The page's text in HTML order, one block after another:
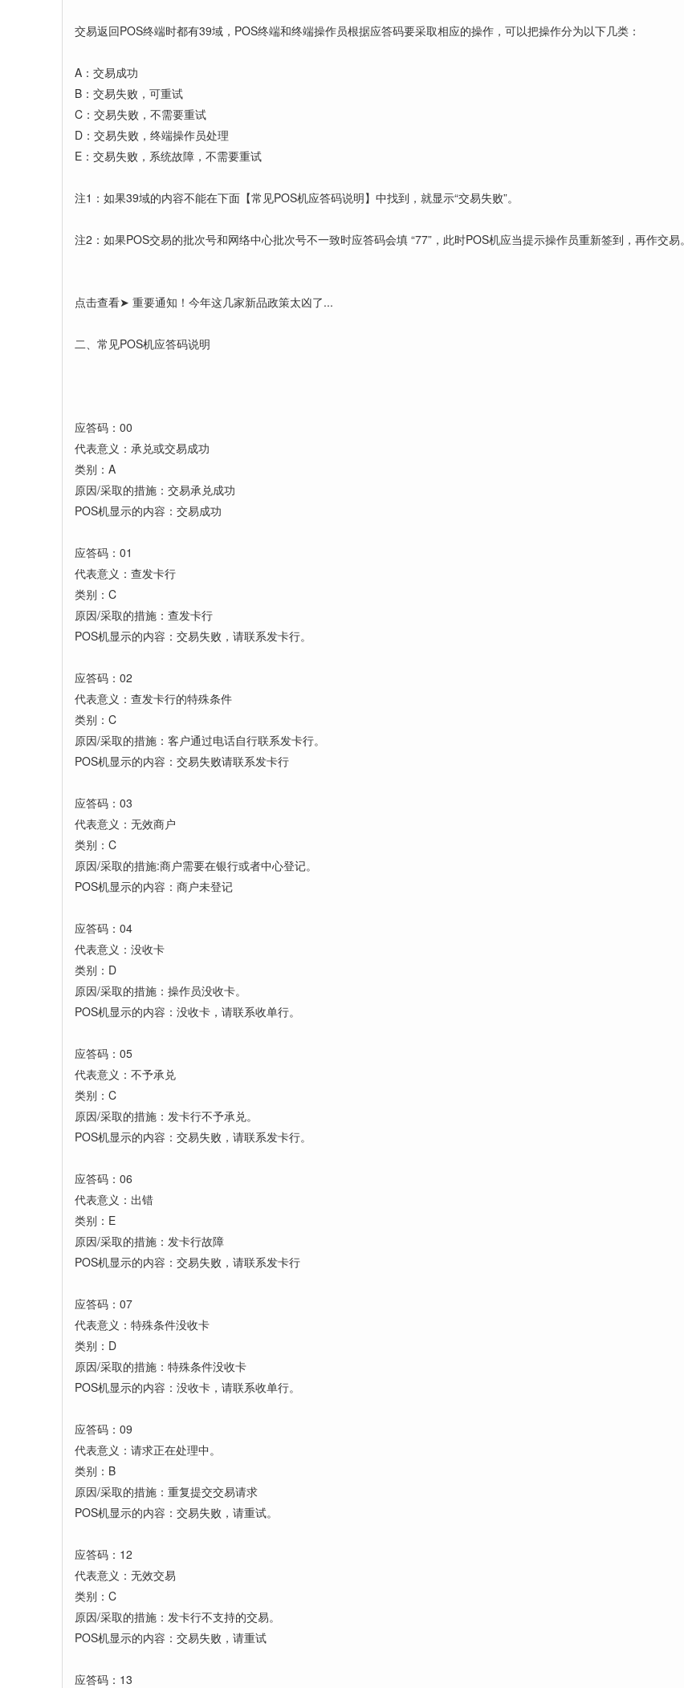
交易返回POS终端时都有39域，POS终端和终端操作员根据应答码要采取相应的操作，可以把操作分为以下几类：
A：交易成功
B：交易失败，可重试
C：交易失败，不需要重试
D：交易失败，终端操作员处理
E：交易失败，系统故障，不需要重试
注1：如果39域的内容不能在下面【常见POS机应答码说明】中找到，就显示“交易失败”。
注2：如果POS交易的批次号和网络中心批次号不一致时应答码会填 “77”，此时POS机应当提示操作员重新签到，再作交易。
点击查看➤ 重要通知！今年这几家新品政策太凶了...
二、常见POS机应答码说明
应答码：00
代表意义：承兑或交易成功
类别：A
原因/采取的措施：交易承兑成功
POS机显示的内容：交易成功
应答码：01
代表意义：查发卡行
类别：C
原因/采取的措施：查发卡行
POS机显示的内容：交易失败，请联系发卡行。
应答码：02
代表意义：查发卡行的特殊条件
类别：C
原因/采取的措施：客户通过电话自行联系发卡行。
POS机显示的内容：交易失败请联系发卡行
应答码：03
代表意义：无效商户
类别：C
原因/采取的措施:商户需要在银行或者中心登记。
POS机显示的内容：商户未登记
应答码：04
代表意义：没收卡
类别：D
原因/采取的措施：操作员没收卡。
POS机显示的内容：没收卡，请联系收单行。
应答码：05
代表意义：不予承兑
类别：C
原因/采取的措施：发卡行不予承兑。
POS机显示的内容：交易失败，请联系发卡行。
应答码：06
代表意义：出错
类别：E
原因/采取的措施：发卡行故障
POS机显示的内容：交易失败，请联系发卡行
应答码：07
代表意义：特殊条件没收卡
类别：D
原因/采取的措施：特殊条件没收卡
POS机显示的内容：没收卡，请联系收单行。
应答码：09
代表意义：请求正在处理中。
类别：B
原因/采取的措施：重复提交交易请求
POS机显示的内容：交易失败，请重试。
应答码：12
代表意义：无效交易
类别：C
原因/采取的措施：发卡行不支持的交易。
POS机显示的内容：交易失败，请重试
应答码：13